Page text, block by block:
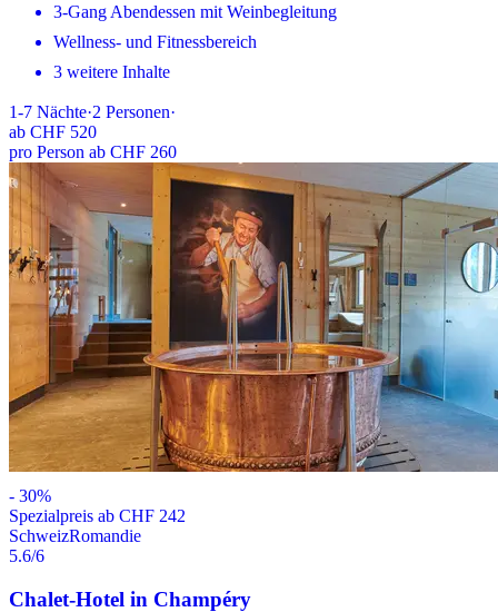
3-Gang Abendessen mit Weinbegleitung
Wellness- und Fitnessbereich
3 weitere Inhalte
1-7 Nächte·2 Personen·
ab CHF 520
pro Person ab CHF 260
- 30%
Spezialpreis ab CHF 242
SchweizRomandie
5.6/6
Chalet-Hotel in Champéry